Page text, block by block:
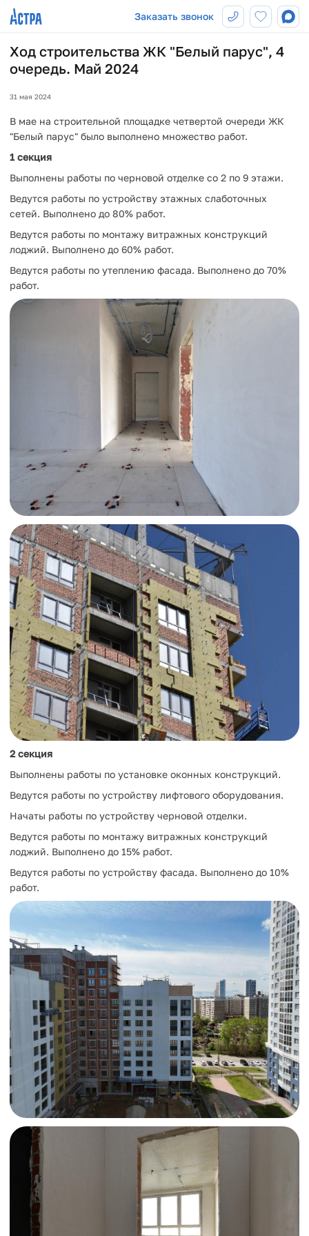
Заказать звонок
Ход строительства ЖК "Белый парус", 4
очередь. Май 2024
31 мая 2024
В мае на строительной площадке четвертой очереди ЖК
"Белый парус" было выполнено множество работ.
1 секция
Выполнены работы по черновой отделке со 2 по 9 этажи.
Ведутся работы по устройству этажных слаботочных
сетей. Выполнено до 80% работ.
Ведутся работы по монтажу витражных конструкций
лоджий. Выполнено до 60% работ.
Ведутся работы по утеплению фасада. Выполнено до 70%
работ.
2 секция
Выполнены работы по установке оконных конструкций.
Ведутся работы по устройству лифтового оборудования.
Начаты работы по устройству черновой отделки.
Ведутся работы по монтажу витражных конструкций
лоджий. Выполнено до 15% работ.
Ведутся работы по устройству фасада. Выполнено до 10%
работ.